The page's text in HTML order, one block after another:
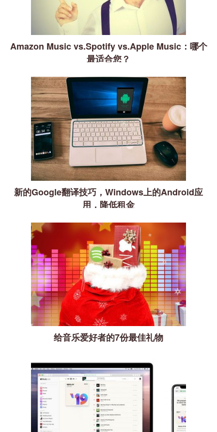
Amazon Music vs.Spotify vs.Apple Music：哪个
最适合您？
新的Google翻译技巧，Windows上的Android应
用，降低租金
给音乐爱好者的7份最佳礼物